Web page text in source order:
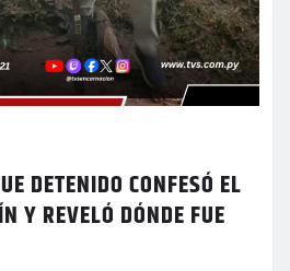
DETENIDO CONFESÓ EL
Y REVELÓ DÓNDE FUE